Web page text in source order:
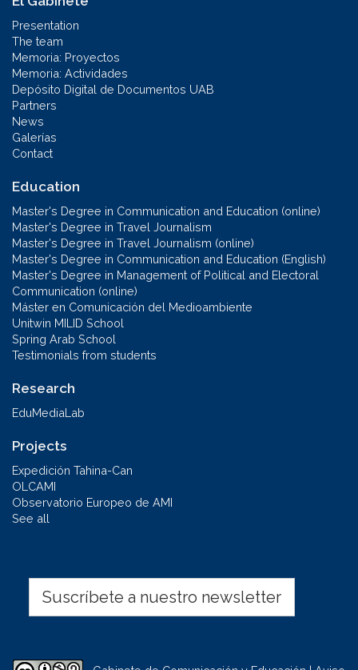
Presentation
The team
Memoria: Proyectos
Memoria: Actividades
Depósito Digital de Documentos UAB
Partners
News
Galerías
Contact
Education
Master's Degree in Communication and Education (online)
Master's Degree in Travel Journalism
Master's Degree in Travel Journalism (online)
Master's Degree in Communication and Education (English)
Master's Degree in Management of Political and Electoral
Communication (online)
Máster en Comunicación del Medioambiente
Unitwin MILID School
Spring Arab School
Testimonials from students
Research
EduMediaLab
Projects
Expedición Tahina-Can
OLCAMI
Observatorio Europeo de AMI
See all
Suscríbete a nuestro newsletter